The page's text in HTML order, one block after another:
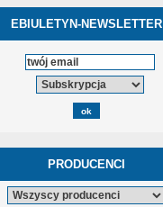
EBIULETYN-NEWSLETTER
PRODUCENCI